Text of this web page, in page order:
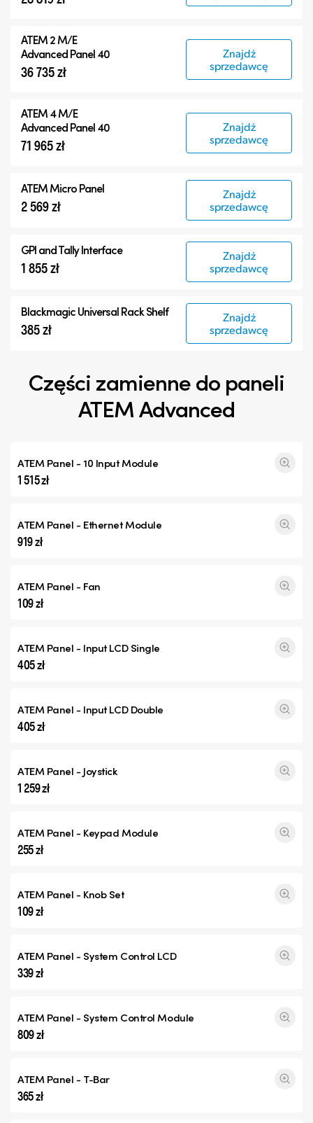
ATEM 2 M/E
Advanced Panel 40
36 735 zł
Znajdź
sprzedawcę
ATEM 4 M/E
Advanced Panel 40
71 965 zł
Znajdź
sprzedawcę
ATEM Micro Panel
2 569 zł
Znajdź
sprzedawcę
GPI and Tally Interface
1 855 zł
Znajdź
sprzedawcę
Blackmagic Universal Rack Shelf
385 zł
Znajdź
sprzedawcę
Części zamienne do paneli
ATEM Advanced
ATEM Panel - 10 Input Module
1 515 zł
ATEM Panel - Ethernet Module
919 zł
ATEM Panel - Fan
109 zł
ATEM Panel - InputLCD Single
405 zł
ATEM Panel - InputLCD Double
405 zł
ATEM Panel - Joystick
1 259 zł
ATEM Panel - Keypad Module
255 zł
ATEM Panel - Knob Set
109 zł
ATEM Panel - System Control LCD
339 zł
ATEM Panel - System Control Module
809 zł
ATEM Panel - T-Bar
365 zł